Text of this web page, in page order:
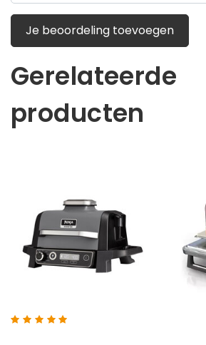
Je beoordeling toevoegen
Gerelateerde
producten